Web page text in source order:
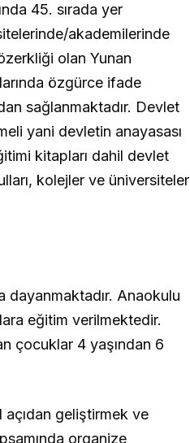
45. sırada yer
akademilerinde
olan Yunan
özgürce ifade
sağlanmaktadır. Devlet
yani devletin anayasası
kitapları dahil devlet
kolejler ve üniversiteler
dayanmaktadır. Anaokulu
eğitim verilmektedir.
çocuklar 4 yaşından 6
geliştirmek ve
organize